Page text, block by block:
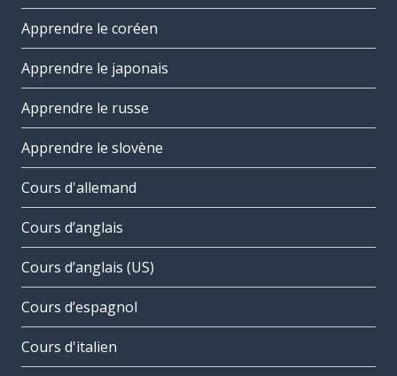
Apprendre le coréen
Apprendre le japonais
Apprendre le russe
Apprendre le slovène
Cours d'allemand
Cours d’anglais
Cours d’anglais (US)
Cours d’espagnol
Cours d'italien